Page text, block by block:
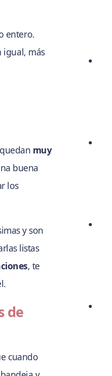
entero.
igual, más
muy
buena
los
y son
listas
, te
de
cuando